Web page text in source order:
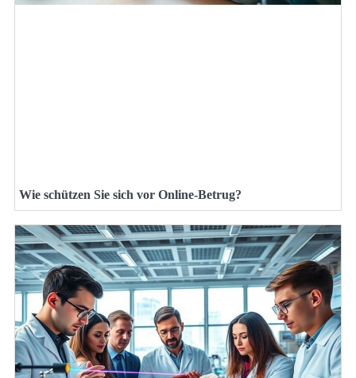
Wie schützen Sie sich vor Online-Betrug?